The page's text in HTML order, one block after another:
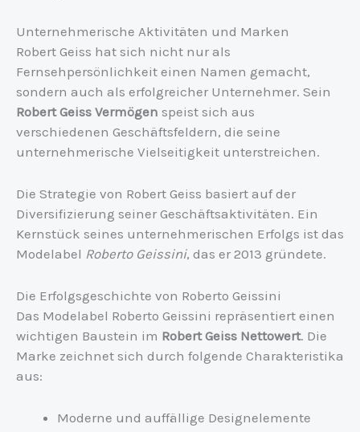
Unternehmerische Aktivitäten und Marken
Robert Geiss hat sich nicht nur als
Fernsehpersönlichkeit einen Namen gemacht,
sondern auch als erfolgreicher Unternehmer. Sein
Robert Geiss Vermögen speist sich aus
verschiedenen Geschäftsfeldern, die seine
unternehmerische Vielseitigkeit unterstreichen.
Die Strategie von Robert Geiss basiert auf der
Diversifizierung seiner Geschäftsaktivitäten. Ein
Kernstück seines unternehmerischen Erfolgs ist das
Modelabel Roberto Geissini, das er 2013 gründete.
Die Erfolgsgeschichte von Roberto Geissini
Das Modelabel Roberto Geissini repräsentiert einen
wichtigen Baustein im Robert Geiss Nettowert. Die
Marke zeichnet sich durch folgende Charakteristika
aus:
Moderne und auffällige Designelemente